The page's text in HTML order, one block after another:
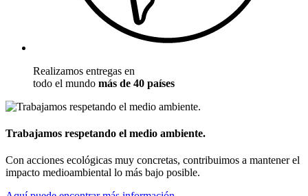
Realizamos entregas en
todo el mundo más de 40 países
Trabajamos respetando el medio ambiente.
Con acciones ecológicas muy concretas, contribuimos a mantener el
impacto medioambiental lo más bajo posible.